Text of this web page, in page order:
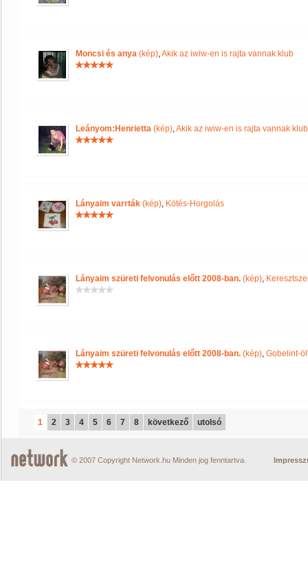
Moncsi és anya (kép),Akik az iwiw-en is rajta vannak klub
Leányom:Henrietta (kép),Akik az iwiw-en is rajta vannak klub
Lányaim varrták (kép), Kötés-Horgolás
Lányaim szüreti felvonulás előtt 2008-ban. (kép),
Lányaim szüreti felvonulás előtt 2008-ban. (kép), Gobelint-
1 2 3 4 5 6 7 8 következő utolsó
© 2007 Copyright Network.hu Minden jog fenntartva.